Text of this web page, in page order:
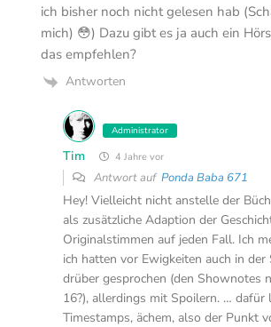
ich bisher noch nicht gelesen hab
mich) 😳) Dazu gibt es ja auch ein
das empfehlen?
Antworten
Administrator
Tim 4 Jahre vor
Antwort auf Ponda Baba 671
Hey! Vielleicht nicht anstelle der
als zusätzliche Adaption der
Originalstimmen auf jeden Fall. Ich
ich hatten vor Ewigkeiten auch in der
drüber gesprochen (den Shownotes
16?), allerdings mit Spoilern. … dafür
Timestamps, ächem, also der Punkt